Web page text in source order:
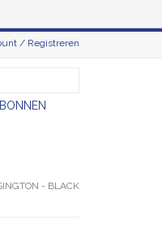
/ Registreren
- BLACK